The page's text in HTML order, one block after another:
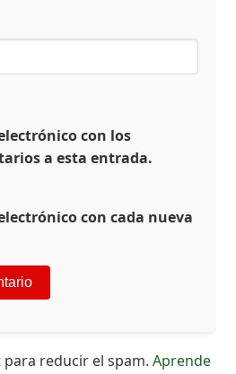
con los
a esta entrada.
con cada nueva
para reducir el spam.Aprende